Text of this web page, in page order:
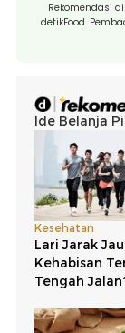
Rekomendasi
detikFood.